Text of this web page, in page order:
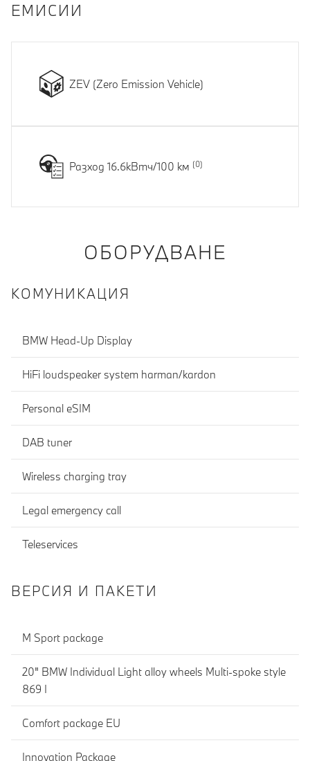
EМИСИИ
ZEV (Zero Emission Vehicle)
Разход 16.6кВтч/100 км
ОБОРУДВАНЕ
КОМУНИКАЦИЯ
BMW Head-Up Display
HiFi loudspeaker system harman/kardon
Personal eSIM
DAB tuner
Wireless charging tray
Legal emergency call
Teleservices
ВЕРСИЯ И ПАКЕТИ
M Sport package
20" BMW Individual Light alloy wheels Multi-spoke style
869 I
Comfort package EU
Innovation Package